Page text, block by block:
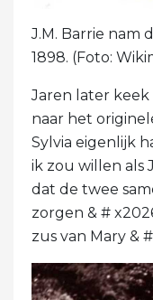
J.M. Barrie nam
1898. (Foto:
Jaren later
naar het
Sylvia eigenlijk
ik zou willen als
dat de twee
zorgen & #
zus van Mary &